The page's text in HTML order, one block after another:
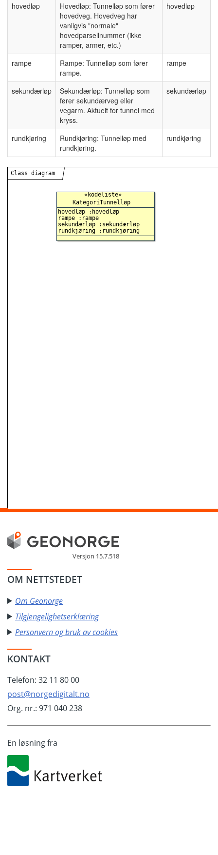
hovedløp
Hovedløp: Tunnelløp som fører
hovedveg. Hovedveg har
vanligvis "normale"
hovedparsellnummer (ikke
ramper, armer, etc.)
hovedløp
rampe
Rampe: Tunnelløp som fører
rampe.
rampe
sekundærløp
Sekundærløp: Tunnelløp som
fører sekundærveg eller
vegarm. Aktuelt for tunnel med
kryss.
sekundærløp
rundkjøring
Rundkjøring: Tunnelløp med
rundkjøring.
rundkjøring